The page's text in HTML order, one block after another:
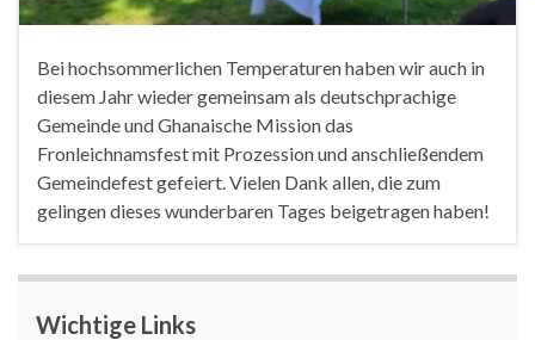
Bei hochsommerlichen Temperaturen haben wir auch in
diesem Jahr wieder gemeinsam als deutschprachige
Gemeinde und Ghanaische Mission das
Fronleichnamsfest mit Prozession und anschließendem
Gemeindefest gefeiert. Vielen Dank allen, die zum
gelingen dieses wunderbaren Tages beigetragen haben!
Wichtige Links